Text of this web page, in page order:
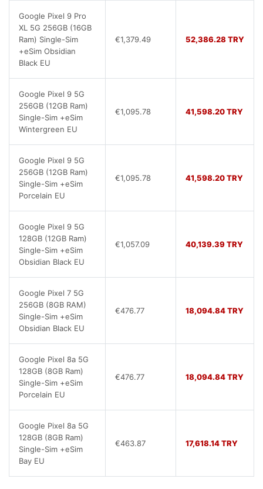
Google Pixel 9 Pro
XL 5G 256GB (16GB
Ram) Single-Sim
+eSim Obsidian
Black EU
€1,379.49 52,386.28 TRY
Google Pixel 9 5G
256GB (12GB Ram)
Single-Sim +eSim
Wintergreen EU
€1,095.78 41,598.20 TRY
Google Pixel 9 5G
256GB (12GB Ram)
Single-Sim +eSim
Porcelain EU
€1,095.78 41,598.20 TRY
Google Pixel 9 5G
128GB (12GB Ram)
Single-Sim +eSim
Obsidian Black EU
€1,057.09 40,139.39 TRY
Google Pixel 7 5G
256GB (8GB RAM)
Single-Sim +eSim
Obsidian Black EU
€476.77 18,094.84 TRY
Google Pixel 8a 5G
128GB (8GB Ram)
Single-Sim +eSim
Porcelain EU
€476.77 18,094.84 TRY
Google Pixel 8a 5G
128GB (8GB Ram)
Single-Sim +eSim
Bay EU
€463.87 17,618.14 TRY